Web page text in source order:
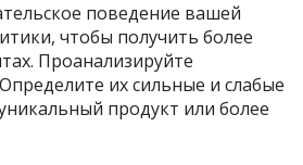
поведение вашей
чтобы получить более
Проанализируйте
их сильные и слабые
продукт или более